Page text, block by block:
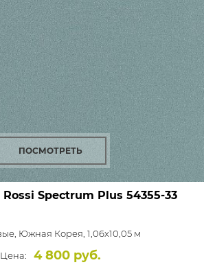
ПОСМОТРЕТЬ
Spectrum Plus 54355-33
Южная Корея, 1,06x10,05 м
Цена:
4 800 руб.